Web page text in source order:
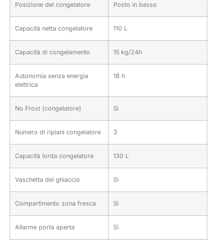
Posizione del congelatore Posto in basso
Capacità netta congelatore 110 L
Capacità di congelamento 15 kg/24h
Autonomia senza energia
elettrica
18 h
No Frost (congelatore) Sì
Numero di ripiani congelatore 3
Capacità lorda congelatore 130 L
Vaschetta del ghiaccio Sì
Compartimento zona fresca Sì
Allarme porta aperta Sì